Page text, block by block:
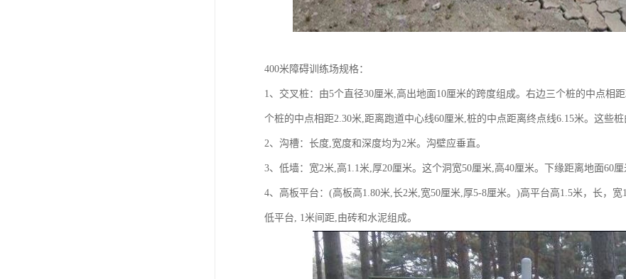
400米障碍训练场规格：
1、交叉桩：由5个直径30厘米,高出地面10厘米的跨度组成。右边三个桩的中点相
个桩的中点相距2.30米,距离跑道中心线60厘米,桩的中点距离终点线6.15米。这些桩
2、沟槽：长度,宽度和深度均为2米。沟壁应垂直。
3、低墙：宽2米,高1.1米,厚20厘米。这个洞宽50厘米,高40厘米。下缘距离地面60
4、高板平台：(高板高1.80米,长2米,宽50厘米,厚5-8厘米。)高平台高1.5米，长，
低平台, 1米间距,由砖和水泥组成。